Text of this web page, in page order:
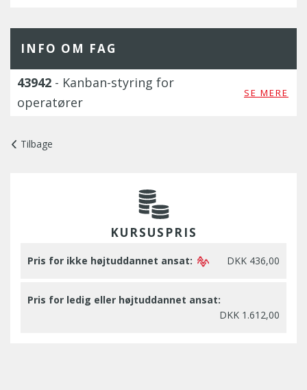
INFO OM FAG
43942 - Kanban-styring for
operatører
SE MERE
Tilbage
KURSUSPRIS
Pris for ikke højtuddannet ansat: DKK 436,00
Pris for ledig eller højtuddannet ansat:
DKK 1.612,00